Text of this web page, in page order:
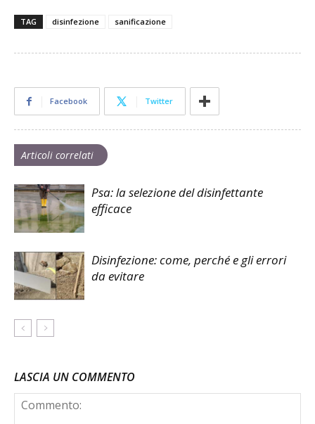
TAG disinfezione sanificazione
Facebook Twitter
Articoli correlati
Psa: la selezione del disinfettante
efficace
Disinfezione: come, perché e gli errori
da evitare
LASCIA UN COMMENTO